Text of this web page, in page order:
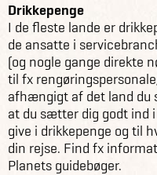
Drikkepenge
I de fleste lande er
de ansatte i
(og nogle gange direkte
til fx
afhængigt af det land du
at du sætter dig godt ind
give i drikkepenge og til
din rejse. Find fx
Planets guidebøger.